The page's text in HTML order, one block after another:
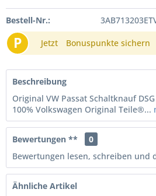
Bestell-Nr.:
P Jetzt Bonuspunkte sichern
Beschreibung
Original VW Passat Schaltknauf
100% Volkswagen Original Teile®...
Bewertungen **
0
Bewertungen lesen, schreiben und
Ähnliche Artikel